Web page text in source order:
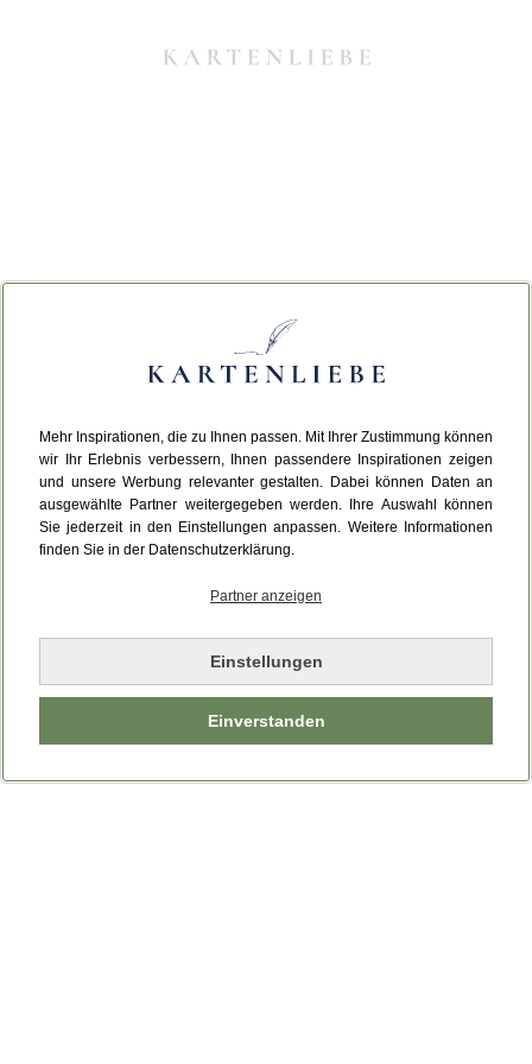
Mehr Inspirationen, die zu Ihnen passen. Mit Ihrer Zustimmung können
wir Ihr Erlebnis verbessern, Ihnen passendere Inspirationen zeigen
und unsere Werbung relevanter gestalten. Dabei können Daten an
ausgewählte Partner weitergegeben werden. Ihre Auswahl können
Sie jederzeit in den Einstellungen anpassen. Weitere Informationen
finden Sie in der Datenschutzerklärung.
Partner anzeigen
Einstellungen
Einverstanden
Da ist etwas schiefgelaufen.
Leider ist ein technischer Fehler aufgetreten.
Bitte laden Sie die Seite neu.